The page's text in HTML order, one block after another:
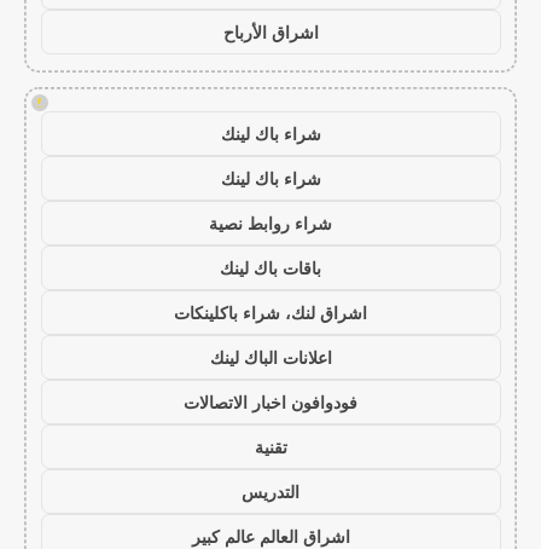
اشراق الأرباح
!
شراء باك لينك
شراء باك لينك
شراء روابط نصية
باقات باك لينك
اشراق لنك، شراء باكلينكات
اعلانات الباك لينك
فودوافون اخبار الاتصالات
تقنية
التدريس
اشراق العالم عالم كبير